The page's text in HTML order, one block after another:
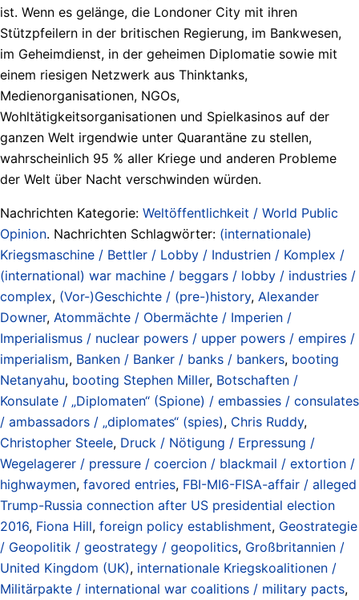
ist. Wenn es gelänge, die Londoner City mit ihren
Stützpfeilern in der britischen Regierung, im Bankwesen,
im Geheimdienst, in der geheimen Diplomatie sowie mit
einem riesigen Netzwerk aus Thinktanks,
Medienorganisationen, NGOs,
Wohltätigkeitsorganisationen und Spielkasinos auf der
ganzen Welt irgendwie unter Quarantäne zu stellen,
wahrscheinlich 95 % aller Kriege und anderen Probleme
der Welt über Nacht verschwinden würden.
Nachrichten Kategorie: Weltöffentlichkeit / World Public
Opinion. Nachrichten Schlagwörter: (internationale)
Kriegsmaschine / Bettler / Lobby / Industrien / Komplex /
(international) war machine / beggars / lobby / industries /
complex, (Vor-)Geschichte / (pre-)history, Alexander
Downer, Atommächte / Obermächte / Imperien /
Imperialismus / nuclear powers / upper powers / empires /
imperialism, Banken / Banker / banks / bankers, booting
Netanyahu, booting Stephen Miller, Botschaften /
Konsulate / „Diplomaten“ (Spione) / embassies / consulates
/ ambassadors / „diplomates“ (spies), Chris Ruddy,
Christopher Steele, Druck / Nötigung / Erpressung /
Wegelagerer / pressure / coercion / blackmail / extortion /
highwaymen, favored entries, FBI-MI6-FISA-affair / alleged
Trump-Russia connection after US presidential election
2016, Fiona Hill, foreign policy establishment, Geostrategie
/ Geopolitik / geostrategy / geopolitics, Großbritannien /
United Kingdom (UK), internationale Kriegskoalitionen /
Militärpakte / international war coalitions / military pacts,